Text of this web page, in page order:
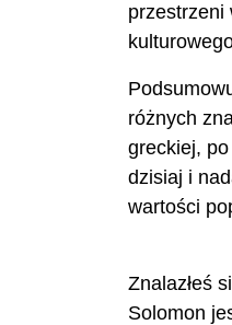
przestrzeni
różnych
greckiej,
dzisiaj i
wartości
Znalazłeś
Solomon